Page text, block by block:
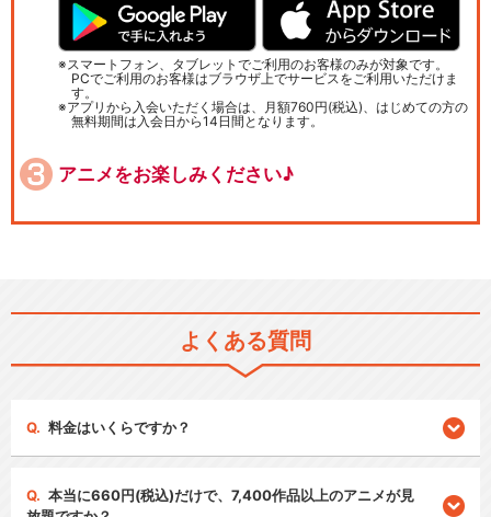
スマートフォン、タブレットでご利用のお客様のみが対象です。
PCでご利用のお客様はブラウザ上でサービスをご利用いただけま
す。
アプリから入会いただく場合は、月額760円(税込)、はじめての方の
無料期間は入会日から14日間となります。
アニメをお楽しみください♪
よくある質問
料金はいくらですか？
本当に660円(税込)だけで、7,400作品以上のアニメが見